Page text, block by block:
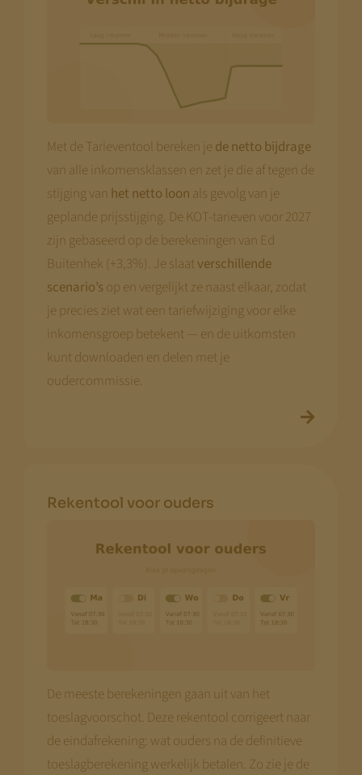
Met de Tarieventool bereken jede netto bijdrage
van alle inkomensklassen en zet je die af tegen de
stijging van het netto loon als gevolg van je
geplande prijsstijging. De KOT-tarieven voor 2027
zijn gebaseerd op de berekeningen van Ed
Buitenhek (+3,3%). Je slaatverschillende
scenario’sop en vergelijkt ze naast elkaar, zodat
je precies ziet wat een tariefwijziging voor elke
inkomensgroep betekent — en de uitkomsten
kunt downloaden en delen met je
oudercommissie.
Rekentool voor ouders
De meeste berekeningen gaan uit van het
toeslagvoorschot. Deze rekentool corrigeert naar
de eindafrekening: wat ouders na de definitieve
toeslagberekening werkelijk betalen. Zo zie je de